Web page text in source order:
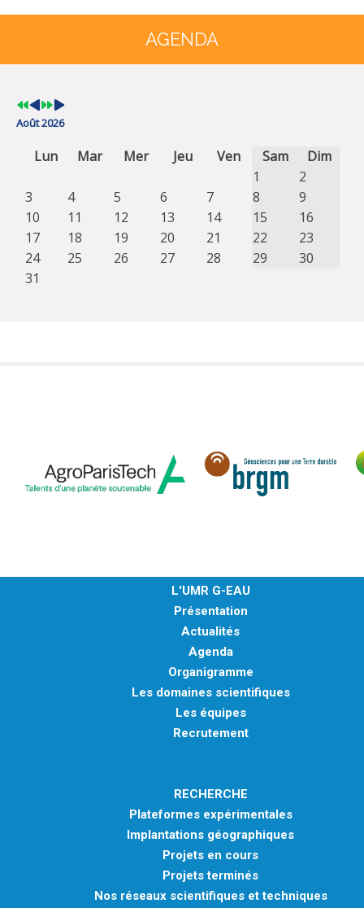
AGENDA
Année
Mois
Année
Mois
Août 2026
Lun Mar Mer Jeu Ven Sam
Dim
1
2
3
4 5 6 7 8
9
10
11 12 13 14 15
16
17
18 19 20 21 22
23
24
25 26 27 28 29
30
31
L'UMR G-EAU
Présentation
Actualités
Agenda
Organigramme
Les domaines scientifiques
Les équipes
Recrutement
RECHERCHE
Plateformes expérimentales
Implantations géographiques
Projets en cours
Projets terminés
Nos réseaux scientifiques et techniques